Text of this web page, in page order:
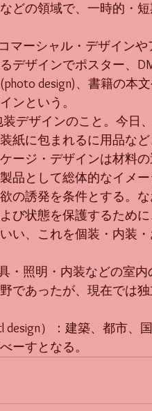
どの領域で、一時的・
コマーシャル・デザイン
デザインでポスター、
design)、書籍の本
ンという。
装デザインのこと。今日
紙に包まれるに用品な
ージ・デザインは材料
品として総体的なイメ
の誘発を条件とする。な
び状態を保護するため
い、これを個装・内装
具・照明・内装などの室
であったが、現在では
design）：建築、都市、
ーすとなる。